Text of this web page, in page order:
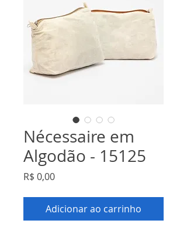
Nécessaire em
Algodão - 15125
R$ 0,00Preço
Adicionar ao carrinho